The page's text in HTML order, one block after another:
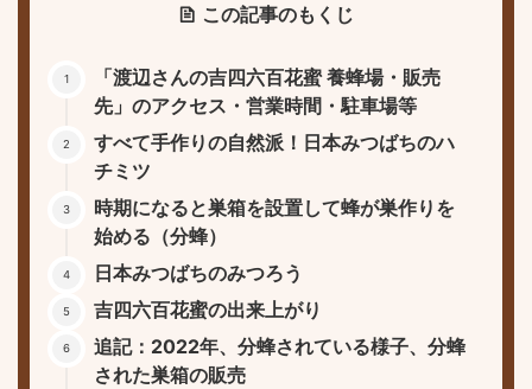
この記事のもくじ
「渡辺さんの吉四六百花蜜 養蜂場・販売
先」のアクセス・営業時間・駐車場等
すべて手作りの自然派！日本みつばちのハ
チミツ
時期になると巣箱を設置して蜂が巣作りを
始める（分蜂）
日本みつばちのみつろう
吉四六百花蜜の出来上がり
追記：2022年、分蜂されている様子、分蜂
された巣箱の販売